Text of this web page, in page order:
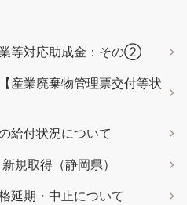
等対応助成金：その②
産業廃棄物管理票交付等状
給付状況について
規取得（静岡県）
延期・中止について